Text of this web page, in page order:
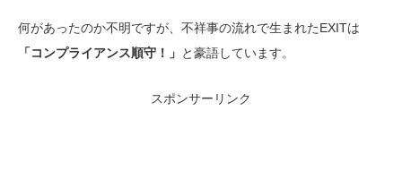
何があったのか不明ですが、不祥事の流れで生まれたEXITは
「コンプライアンス順守！」 と豪語しています。
スポンサーリンク